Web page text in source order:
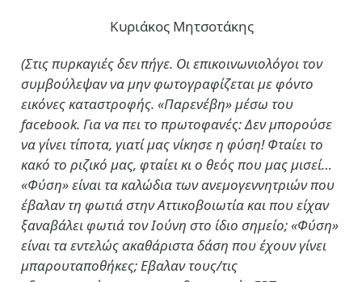
Κυριάκος Μητσοτάκης
(Στις πυρκαγιές δεν πήγε. Οι επικοινωνιολόγοι τον
συμβούλεψαν να μην φωτογραφίζεται με φόντο
εικόνες καταστροφής. «Παρενέβη» μέσω του
facebook. Για να πει το πρωτοφανές: Δεν μπορούσε
να γίνει τίποτα, γιατί μας νίκησε η φύση! Φταίει το
κακό το ριζικό μας, φταίει κι ο θεός που μας μισεί…
«Φύση» είναι τα καλώδια των ανεμογεννητριών που
έβαλαν τη φωτιά στην Αττικοβοιωτία και που είχαν
ξαναβάλει φωτιά τον Ιούνη στο ίδιο σημείο; «Φύση»
είναι τα εντελώς ακαθάριστα δάση που έχουν γίνει
μπαρουταποθήκες; Εβαλαν τους/τις